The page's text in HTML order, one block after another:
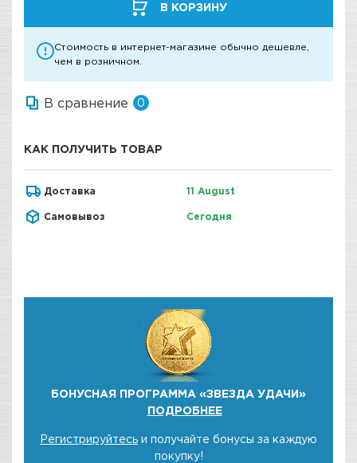
В КОРЗИНУ
Стоимость в интернет-магазине обычно дешевле,
чем в розничном.
В сравнение 0
КАК ПОЛУЧИТЬ ТОВАР
Доставка 11 August
Самовывоз Сегодня
БОНУСНАЯ ПРОГРАММА «ЗВЕЗДА УДАЧИ»
ПОДРОБНЕЕ
Регистрируйтесь и получайте бонусы за каждую
покупку!